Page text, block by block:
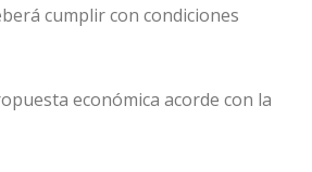
cumplir con condiciones
económica acorde con la